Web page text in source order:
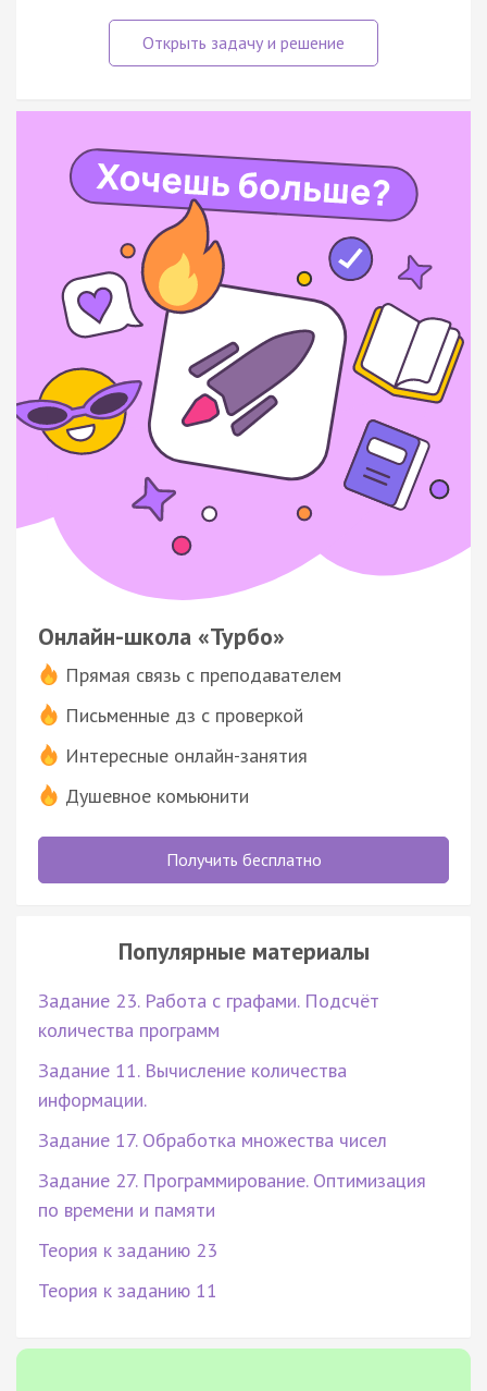
Онлайн-школа «Турбо»
Прямая связь с преподавателем
Письменные дз с проверкой
Интересные онлайн-занятия
Душевное комьюнити
Получить бесплатно
Популярные материалы
Задание 23. Работа с графами. Подсчёт
количества программ
Задание 11. Вычисление количества
информации.
Задание 17. Обработка множества чисел
Задание 27. Программирование. Оптимизация
по времени и памяти
Теория к заданию 23
Теория к заданию 11